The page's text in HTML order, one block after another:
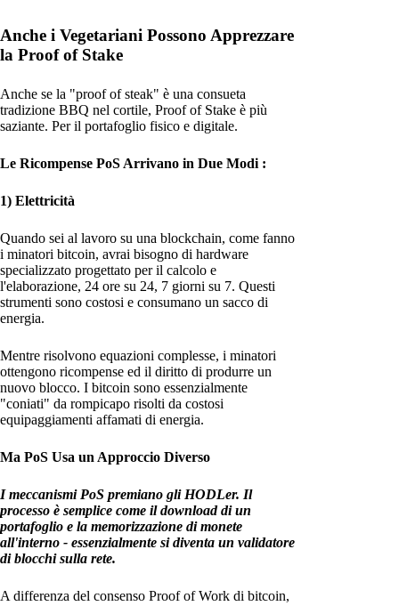
Anche i Vegetariani Possono Apprezzare
la Proof of Stake
Anche se la "proof of steak" è una consueta
tradizione BBQ nel cortile, Proof of Stake è più
saziante. Per il portafoglio fisico e digitale.
Le Ricompense PoS Arrivano in Due Modi :
1) Elettricità
Quando sei al lavoro su una blockchain, come fanno
i minatori bitcoin, avrai bisogno di hardware
specializzato progettato per il calcolo e
l'elaborazione, 24 ore su 24, 7 giorni su 7. Questi
strumenti sono costosi e consumano un sacco di
energia.
Mentre risolvono equazioni complesse, i minatori
ottengono ricompense ed il diritto di produrre un
nuovo blocco. I bitcoin sono essenzialmente
"coniati" da rompicapo risolti da costosi
equipaggiamenti affamati di energia.
Ma PoS Usa un Approccio Diverso
I meccanismi PoS premiano gli HODLer. Il
processo è semplice come il download di un
portafoglio e la memorizzazione di monete
all'interno - essenzialmente si diventa un validatore
di blocchi sulla rete.
A differenza del consenso Proof of Work di bitcoin,